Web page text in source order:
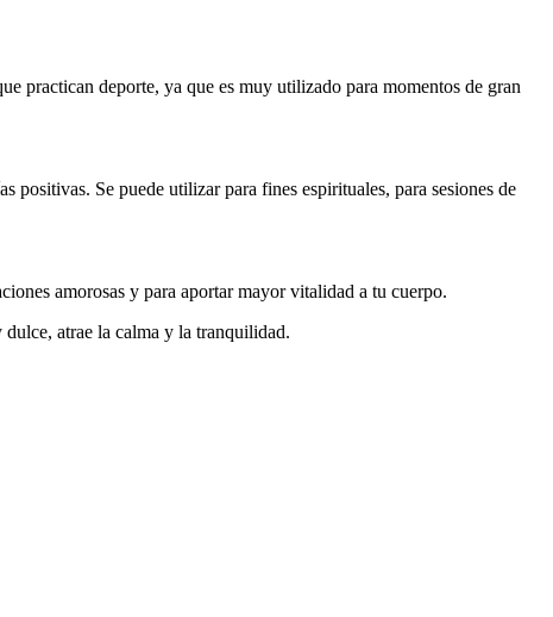
practican deporte, ya que es muy utilizado para momentos de gran
positivas. Se puede utilizar para fines espirituales, para sesiones de
amorosas y para aportar mayor vitalidad a tu cuerpo.
atrae la calma y la tranquilidad.